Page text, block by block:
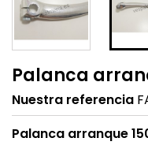
Palanca
Nuestra referencia
Palanca arranque